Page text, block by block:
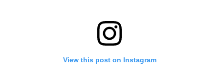
View this post on Instagram